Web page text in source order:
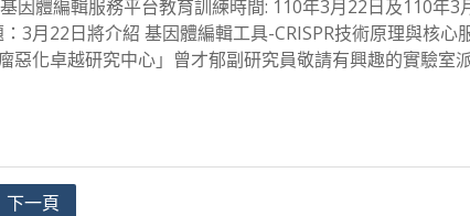
因體編輯服務平台教育訓練時間: 110年3月22日及110年3
：3月22日將介紹 基因體編輯工具-CRISPR技術原理與
惡化卓越研究中心」曾才郁副研究員敬請有興趣的實驗室
下一頁